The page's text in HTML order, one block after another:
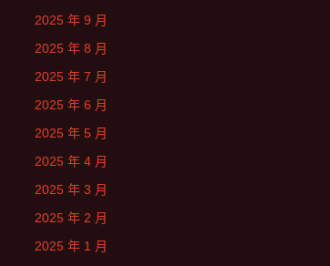
2025 年 9 月
2025 年 8 月
2025 年 7 月
2025 年 6 月
2025 年 5 月
2025 年 4 月
2025 年 3 月
2025 年 2 月
2025 年 1 月